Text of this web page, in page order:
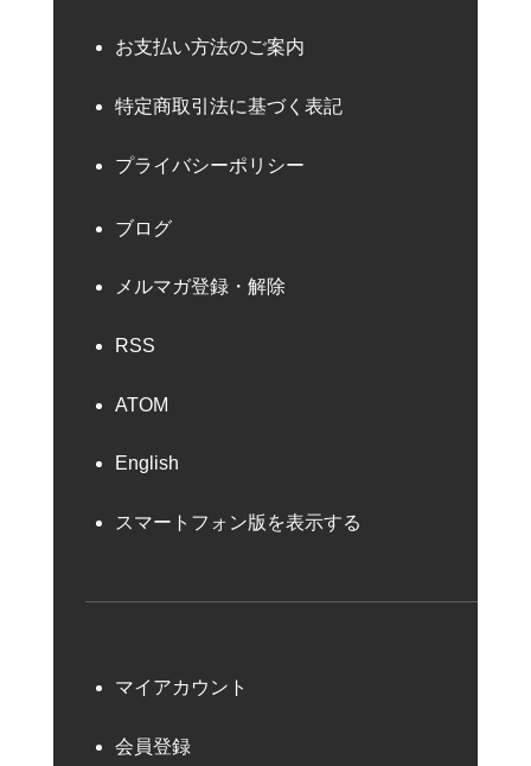
お支払い方法のご案内
特定商取引法に基づく表記
プライバシーポリシー
ブログ
メルマガ登録・解除
RSS
ATOM
English
スマートフォン版を表示する
マイアカウント
会員登録